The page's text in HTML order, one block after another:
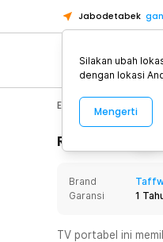
Jabodetabek
Electronic TV
Rincian Produk
Brand
Garansi
1
TV portabel ini
Silakan ubah
dengan lokasi
Mengerti